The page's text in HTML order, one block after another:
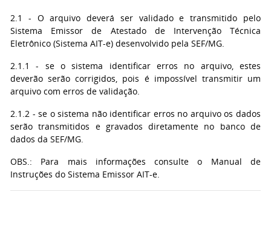
2.1 - O arquivo deverá ser validado e transmitido pelo
Sistema Emissor de Atestado de Intervenção Técnica
Eletrônico (Sistema AIT-e) desenvolvido pela SEF/MG.
2.1.1 - se o sistema identificar erros no arquivo, estes
deverão serão corrigidos, pois é impossível transmitir um
arquivo com erros de validação.
2.1.2 - se o sistema não identificar erros no arquivo os dados
serão transmitidos e gravados diretamente no banco de
dados da SEF/MG.
OBS.: Para mais informações consulte o Manual de
Instruções do Sistema Emissor AIT-e.